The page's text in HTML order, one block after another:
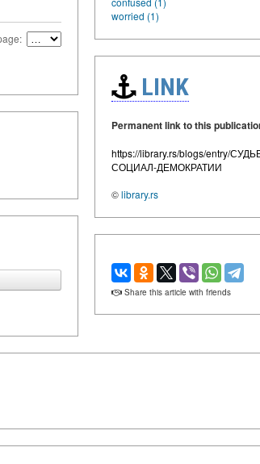
worried (1)
LINK
Permanent link to this
https://library.rs/blogs/entry/
СОЦИАЛ-ДЕМОКРАТИИ
©library.rs
Share this article with friends